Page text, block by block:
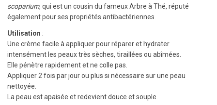
scoparium, qui est un cousin du fameux Arbre à Thé, réputé
également pour ses propriétés antibactériennes.
Utilisation :
Une crème facile à appliquer pour réparer et hydrater
intensément les peaux très sèches, tiraillées ou abîmées.
Elle pénètre rapidement et ne colle pas.
Appliquer 2 fois par jour ou plus si nécessaire sur une peau
nettoyée.
La peau est apaisée et redevient douce et souple.